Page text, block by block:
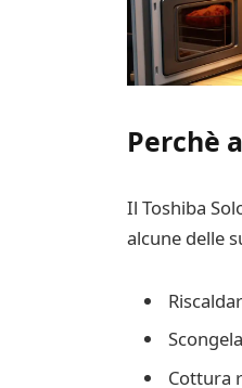
Perchè
Il Toshiba
alcune delle
Cottura